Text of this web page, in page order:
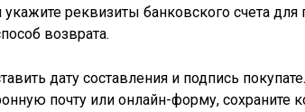
реквизиты банковского счета для
возврата.
дату составления и подпись
почту или онлайн-форму, сохраните